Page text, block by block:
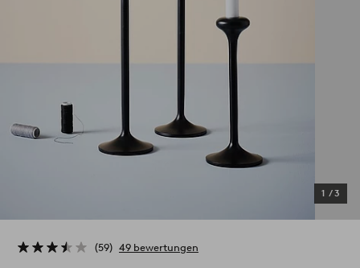
1 /3
59 49 bewertungen